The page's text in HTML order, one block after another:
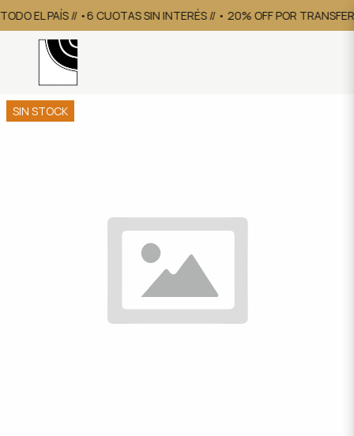
EL PAÍS // •6 CUOTAS SIN INTERÉS // • 20% OFF POR
SIN STOCK